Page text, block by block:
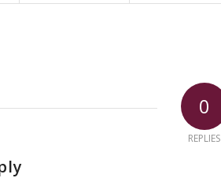
0
REPLIES